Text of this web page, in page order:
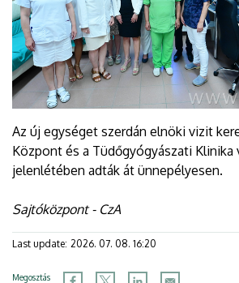
Az új egységet szerdán elnöki vizit
Központ és a Tüdőgyógyászati Klinika
jelenlétében adták át ünnepélyesen.
Sajtóközpont - CzA
Last update: 2026. 07. 08. 16:20
Megosztás